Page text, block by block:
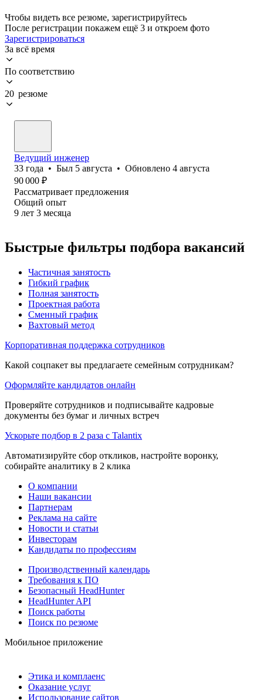
Чтобы видеть все резюме, зарегистрируйтесь
После регистрации покажем ещё 3 и откроем фото
Зарегистрироваться
За всё время
По соответствию
20 резюме
Ведущий инженер
33 года • Был 5 августа • Обновлено 4 августа
90 000 ₽
Рассматривает предложения
Общий опыт
9 лет 3 месяца
Быстрые фильтры подбора вакансий
Частичная занятость
Гибкий график
Полная занятость
Проектная работа
Сменный график
Вахтовый метод
Корпоративная поддержка сотрудников
Какой соцпакет вы предлагаете семейным сотрудникам?
Оформляйте кандидатов онлайн
Проверяйте сотрудников и подписывайте кадровые
документы без бумаг и личных встреч
Ускорьте подбор в 2 раза с Talantix
Автоматизируйте сбор откликов, настройте воронку,
собирайте аналитику в 2 клика
О компании
Наши вакансии
Партнерам
Реклама на сайте
Новости и статьи
Инвесторам
Кандидаты по профессиям
Производственный календарь
Требования к ПО
Безопасный HeadHunter
HeadHunter API
Поиск работы
Поиск по резюме
Мобильное приложение
Этика и комплаенс
Оказание услуг
Использование сайтов